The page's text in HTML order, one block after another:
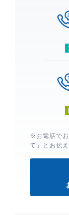
※お電話でお
て」とお伝え